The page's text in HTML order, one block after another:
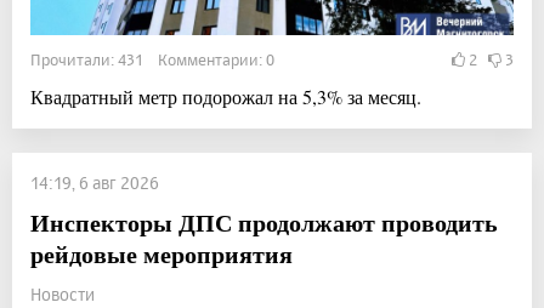
Прочитали: 431 Комментарии: 0 2 3
Квадратный метр подорожал на 5,3% за месяц.
14:19, 6 авг 2026
Инспекторы ДПС продолжают проводить
рейдовые мероприятия
Новости